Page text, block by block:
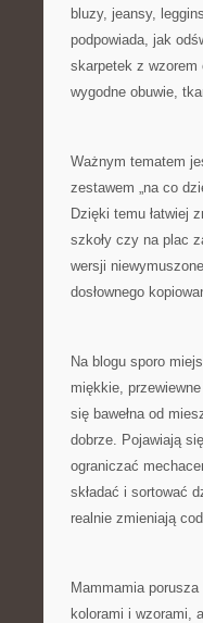
bluzy, jeansy,
podpowiada, jak
skarpetek z
wygodne obuwie,
Ważnym tematem
zestawem „na co
Dzięki temu łatwiej
szkoły czy na plac
wersji
dosłownego
Na blogu sporo
miękkie,
się bawełna od
dobrze. Pojawiają
ograniczać
składać i sortować
realnie zmieniają
Mammamia
kolorami i wzorami,